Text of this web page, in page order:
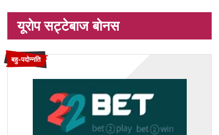
यूरोप सट्टेबाज बोनस
बहु-पदोन्नति